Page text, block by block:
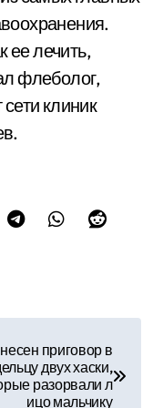
ее лечить,
флеболог,
клиник
приговор в
двух хаски,
разорвали л
ицо мальчику